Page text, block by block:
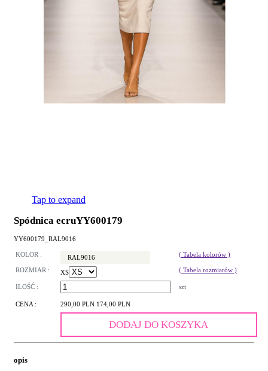
Tap to expand
Spódnica ecruYY600179
YY600179_RAL9016
KOLOR : RAL9016 ( Tabela kolorów )
ROZMIAR : XS ( Tabela rozmiarów )
ILOŚĆ : szt
CENA : 290,00 PLN 174,00 PLN
DODAJ DO KOSZYKA
opis